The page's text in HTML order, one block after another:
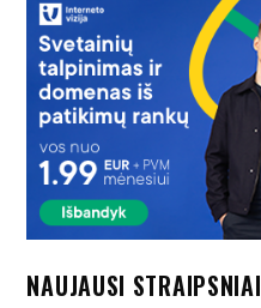
NAUJAUSI STRAIPSNIAI